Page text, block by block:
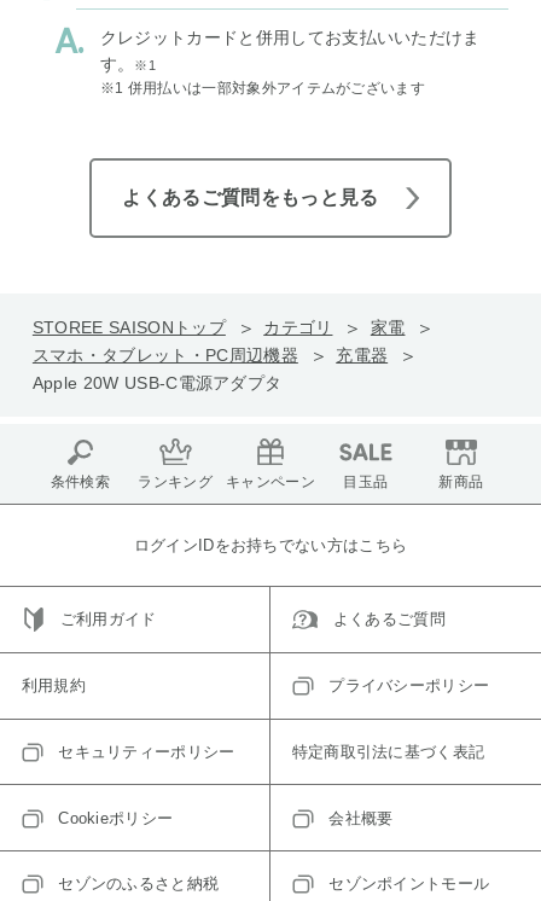
クレジットカードと併用してお支払いいただけま
す。
※1
※1 併用払いは一部対象外アイテムがございます
よくあるご質問をもっと見る
STOREE SAISONトップ カテゴリ
家電
スマホ・タブレット・PC周辺機器
充電器
Apple 20W USB-C電源アダプタ
条件検索 ランキング キャンペーン 目玉品 新商品
ログインIDをお持ちでない方はこちら
ご利用ガイド よくあるご質問
利用規約 プライバシーポリシー
セキュリティーポリシー 特定商取引法に基づく表記
Cookieポリシー 会社概要
セゾンのふるさと納税 セゾンポイントモール